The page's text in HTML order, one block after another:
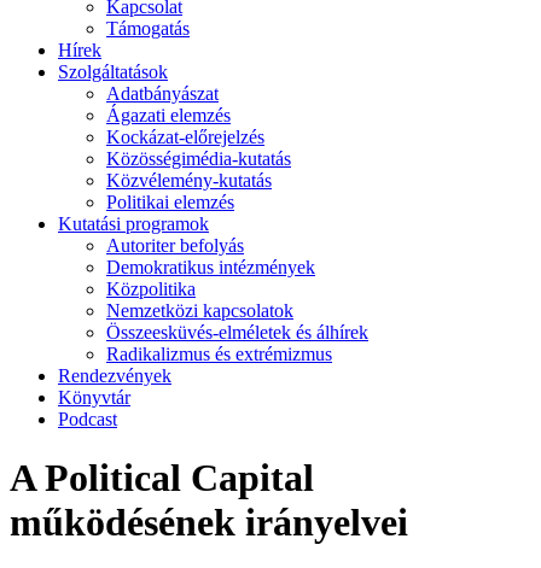
Kapcsolat
Támogatás
Hírek
Szolgáltatások
Adatbányászat
Ágazati elemzés
Kockázat-előrejelzés
Közösségimédia-kutatás
Közvélemény-kutatás
Politikai elemzés
Kutatási programok
Autoriter befolyás
Demokratikus intézmények
Közpolitika
Nemzetközi kapcsolatok
Összeesküvés-elméletek és álhírek
Radikalizmus és extrémizmus
Rendezvények
Könyvtár
Podcast
A Political Capital
működésének irányelvei